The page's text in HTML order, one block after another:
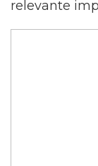
relevante